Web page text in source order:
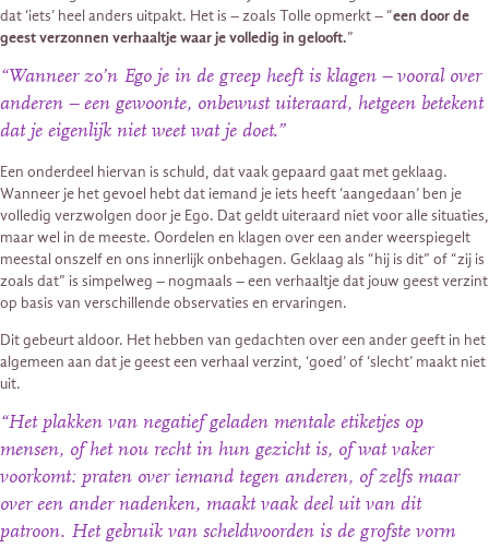
dat ‘iets’ heel anders uitpakt. Het is – zoals Tolle opmerkt – “een door de
geest verzonnen verhaaltje waar je volledig in gelooft.”
“Wanneer zo’n Ego je in de greep heeft is klagen – vooral over
anderen – een gewoonte, onbewust uiteraard, hetgeen betekent
dat je eigenlijk niet weet wat je doet.”
Een onderdeel hiervan is schuld, dat vaak gepaard gaat met geklaag.
Wanneer je het gevoel hebt dat iemand je iets heeft ‘aangedaan’ ben je
volledig verzwolgen door je Ego. Dat geldt uiteraard niet voor alle situaties,
maar wel in de meeste. Oordelen en klagen over een ander weerspiegelt
meestal onszelf en ons innerlijk onbehagen. Geklaag als “hij is dit” of “zij is
zoals dat” is simpelweg – nogmaals – een verhaaltje dat jouw geest verzint
op basis van verschillende observaties en ervaringen.
Dit gebeurt aldoor. Het hebben van gedachten over een ander geeft in het
algemeen aan dat je geest een verhaal verzint, ‘goed’ of ‘slecht’ maakt niet
uit.
“Het plakken van negatief geladen mentale etiketjes op
mensen, of het nou recht in hun gezicht is, of wat vaker
voorkomt: praten over iemand tegen anderen, of zelfs maar
over een ander nadenken, maakt vaak deel uit van dit
patroon. Het gebruik van scheldwoorden is de grofste vorm